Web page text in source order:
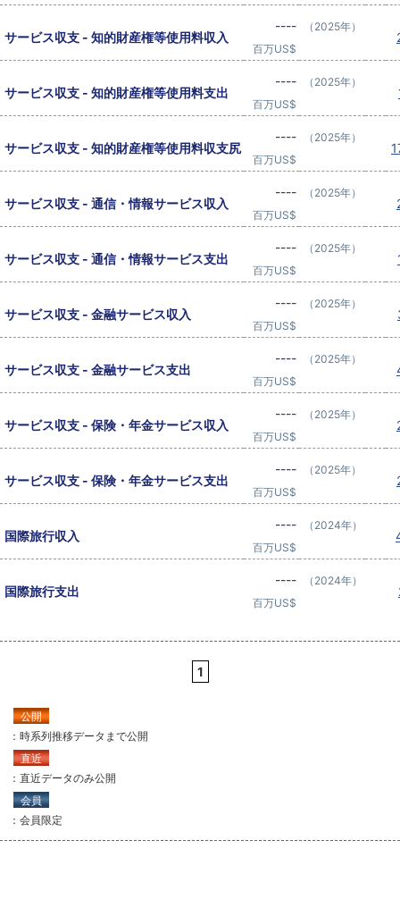
サービス収支 - 知的財産権等使用料収入
----
百万US$
（2025年）
サービス収支 - 知的財産権等使用料支出
----
百万US$
（2025年）
サービス収支 - 知的財産権等使用料収支尻
----
百万US$
（2025年）
サービス収支 - 通信・情報サービス収入
----
百万US$
（2025年）
サービス収支 - 通信・情報サービス支出
----
百万US$
（2025年）
サービス収支 - 金融サービス収入
----
百万US$
（2025年）
サービス収支 - 金融サービス支出
----
百万US$
（2025年）
サービス収支 - 保険・年金サービス収入
----
百万US$
（2025年）
サービス収支 - 保険・年金サービス支出
----
百万US$
（2025年）
国際旅行収入
----
百万US$
（2024年）
国際旅行支出
----
百万US$
（2024年）
1
公開
：時系列推移データまで公開
直近
：直近データのみ公開
会員
：会員限定